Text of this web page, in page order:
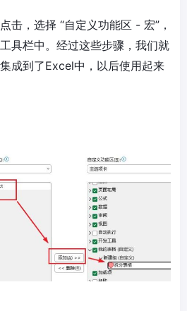
击，选择 “自定义功能区 - 宏”，
具栏中。经过这些步骤，我们就
成到了Excel中，以后使用起来